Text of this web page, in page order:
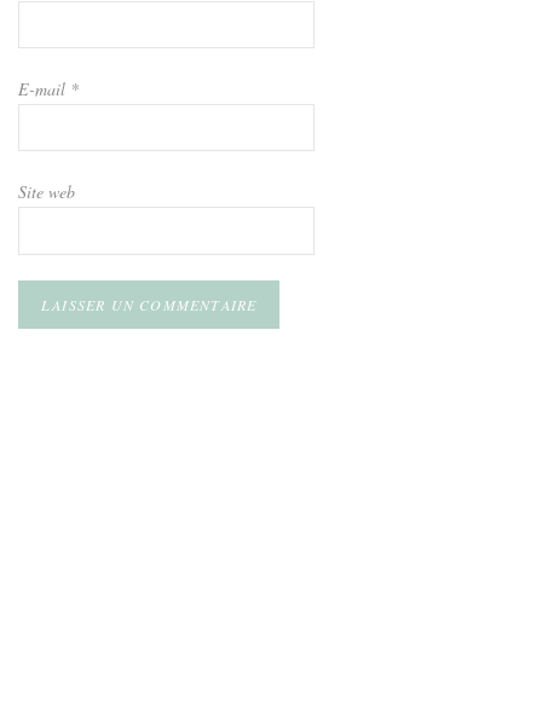
E-mail *
Site web